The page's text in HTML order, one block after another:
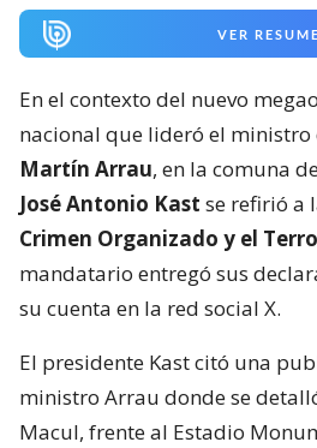
VER
En el contexto del nuevo
nacional que lideró el ministro
Martín Arrau, en la comuna
José Antonio Kast se refirió a
Crimen Organizado y el
mandatario entregó sus
su cuenta en la red social X.
El presidente Kast citó una
ministro Arrau donde se
Macul, frente al Estadio